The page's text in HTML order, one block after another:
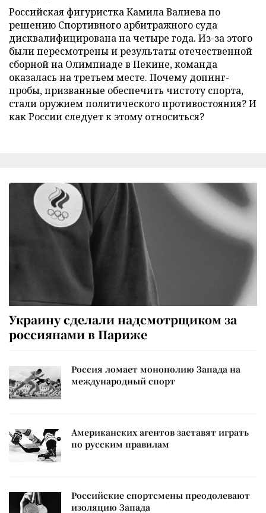
Российская фигуристка Камила Валиева по
решению Спортивного арбитражного суда
дисквалифицирована на четыре года. Из-за этого
были пересмотрены и результаты отечественной
сборной на Олимпиаде в Пекине, команда
оказалась на третьем месте. Почему допинг-
пробы, призванные обеспечить чистоту спорта,
стали оружием политического противостояния? И
как России следует к этому относиться?
Украину сделали надсмотрщиком за
россиянами в Париже
Россия ломает монополию Запада на
международный спорт
Американских агентов заставят играть
по русским правилам
Российские спортсмены преодолевают
изоляцию Запада